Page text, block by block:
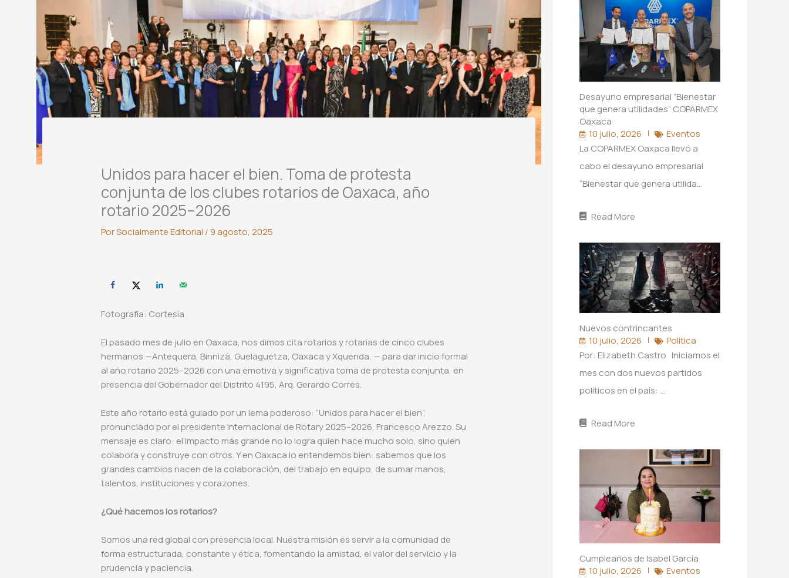
Unidos para hacer el bien. Toma de protesta
conjunta de los clubes rotarios de Oaxaca, año
rotario 2025–2026
PorSocialmente Editorial / 9 agosto, 2025
Fotografía: Cortesía
El pasado mes de julio en Oaxaca, nos dimos cita rotarios y rotarias de cinco clubes
hermanos —Antequera, Binnizá, Guelaguetza, Oaxaca y Xquenda, — para dar inicio formal
al año rotario 2025–2026 con una emotiva y significativa toma de protesta conjunta, en
presencia del Gobernador del Distrito 4195, Arq. Gerardo Corres.
Este año rotario está guiado por un lema poderoso: “Unidos para hacer el bien”,
pronunciado por el presidente internacional de Rotary 2025–2026, Francesco Arezzo. Su
mensaje es claro: el impacto más grande no lo logra quien hace mucho solo, sino quien
colabora y construye con otros. Y en Oaxaca lo entendemos bien: sabemos que los
grandes cambios nacen de la colaboración, del trabajo en equipo, de sumar manos,
talentos, instituciones y corazones.
¿Qué hacemos los rotarios?
Somos una red global con presencia local. Nuestra misión es servir a la comunidad de
forma estructurada, constante y ética, fomentando la amistad, el valor del servicio y la
prudencia y paciencia.
Desayuno empresarial “Bienestar
que genera utilidades” COPARMEX
Oaxaca
10 julio, 2026
Eventos
La COPARMEX Oaxaca llevó a
cabo el desayuno empresarial
“Bienestar que genera utilida…
Read More
Nuevos contrincantes
10 julio, 2026
Politica
Por: Elizabeth Castro Iniciamos el
mes con dos nuevos partidos
políticos en el país: …
Read More
Cumpleaños de Isabel García
10 julio, 2026
Eventos